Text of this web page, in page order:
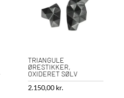
TRIANGULE
ØRESTIKKER,
OXIDERET SØLV
2.150,00 kr.